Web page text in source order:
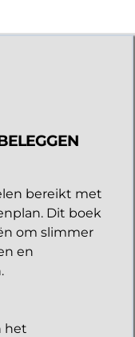
bereikt met
Dit boek
om slimmer
en
het